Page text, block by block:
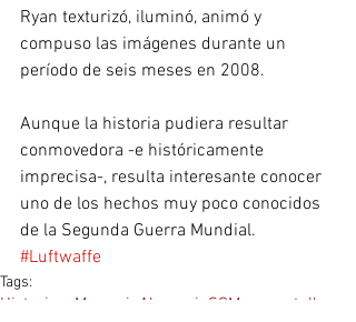
Ryan texturizó, iluminó, animó y
compuso las imágenes durante un
período de seis meses en 2008.
Aunque la historia pudiera resultar
conmovedora -e históricamente
imprecisa-, resulta interesante conocer
uno de los hechos muy poco conocidos
de la Segunda Guerra Mundial.
#Luftwaffe
Tags:
Historia y Memoria Alemania SGM en pantalla